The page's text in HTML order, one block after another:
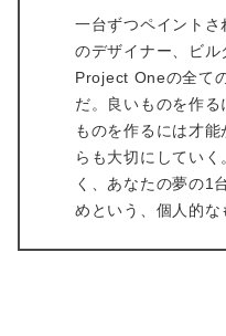
一台ずつペイントさ
のデザイナー、ビ
Project Oneの全て
だ。良いものを作
ものを作るには才
らも大切にしてい
く、あなたの夢の1
めという、個人的な